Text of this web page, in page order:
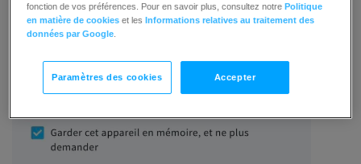
fonction de vos préférences. Pour en savoir plus, consultez notrePolitique
en matière de cookies et lesInformations relatives au traitement des
données par Google
Paramètres des cookies Accepter